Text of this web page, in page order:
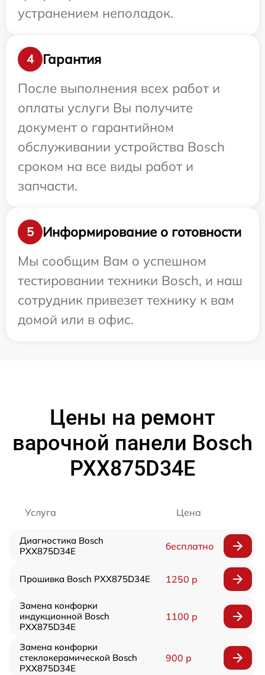
устранением неполадок.
4
Гарантия
После выполнения всех работ и
оплаты услуги Вы получите
документ о гарантийном
обслуживании устройства Bosch
сроком на все виды работ и
запчасти.
5
Информирование о готовности
Мы сообщим Вам о успешном
тестировании техники Bosch, и наш
сотрудник привезет технику к вам
домой или в офис.
Цены на ремонт
варочной панели Bosch
PXX875D34E
Услуга Цена
Диагностика Bosch
PXX875D34E
бесплатно
Прошивка Bosch PXX875D34E 1250 р
Замена конфорки
индукционной Bosch
PXX875D34E
1100 р
Замена конфорки
стеклокерамической Bosch
PXX875D34E
900 р